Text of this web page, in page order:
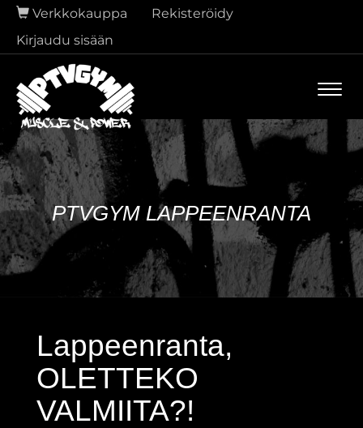
Verkkokauppa
Rekisteröidy
Kirjaudu sisään
PTVGYM LAPPEENRANTA
Lappeenranta,
OLETTEKO
VALMIITA?!